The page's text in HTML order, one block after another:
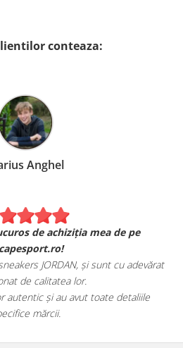
conteaza:
Anghel
de achiziția mea de pe
JORDAN, și sunt cu adevărat
de calitatea lor.
autentic și au avut toate detaliile
mărcii.